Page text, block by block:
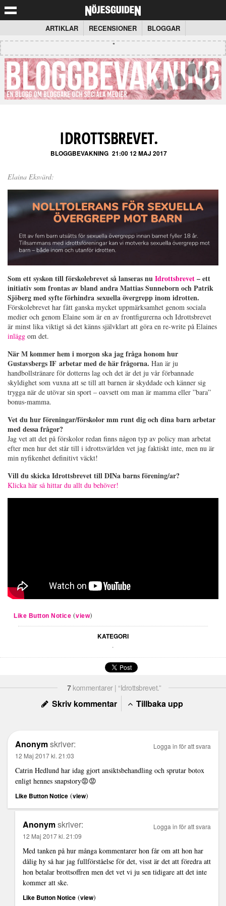
ARTIKLAR RECENSIONER BLOGGAR
IDROTTSBREVET.
BLOGGBEVAKNING 21:00 12 MAJ 2017
Elaina Eksvärd:
Som ett syskon till förskolebrevet så lanseras nuIdrottsbrevet– ett
initiativ som frontas av bland andra Mattias Sunneborn och Patrik
Sjöberg med syfte förhindra sexuella övergrepp inom idrotten.
Förskolebrevet har fått ganska mycket uppmärksamhet genom sociala
medier och genom Elaine som är en av frontfigurerna och Idrottsbrevet
är minst lika viktigt så det känns självklart att göra en re-write på Elaines
inlägg om det.
När M kommer hem i morgon ska jag fråga honom hur
Gustavsbergs IF arbetar med de här frågorna. Han är ju
handbollstränare för dotterns lag och det är det ju vår förbannade
skyldighet som vuxna att se till att barnen är skyddade och känner sig
trygga när de utövar sin sport – oavsett om man är mamma eller ”bara”
bonus-mamma.
Vet du hur föreningar/förskolor mm runt dig och dina barn arbetar
med dessa frågor?
Jag vet att det på förskolor redan finns någon typ av policy man arbetat
efter men hur det står till i idrottsvärlden vet jag faktiskt inte, men nu är
min nyfikenhet definitivt väckt!
Vill du skicka Idrottsbrevet till DINa barns förening/ar?
Klicka här så hittar du allt du behöver!
Like Button Notice (view)
KATEGORI
.
7kommentarer | “Idrottsbrevet.”
Skriv kommentar Tillbaka upp
Anonymskriver:
12 Maj 2017 kl. 21:03
Catrin Hedlund har idag gjort ansiktsbehandling och sprutar botox
enligt hennes snapstory😡😡
Like Button Notice (view)
Logga in för att svara
Anonymskriver:
12 Maj 2017 kl. 21:09
Med tanken på hur många kommentarer hon får om att hon har
dålig hy så har jag fullförståelse för det, visst är det att föredra att
hon betalar brottsoffren men det vet vi ju sen tidigare att det inte
kommer att ske.
Like Button Notice (view)
Logga in för att svara